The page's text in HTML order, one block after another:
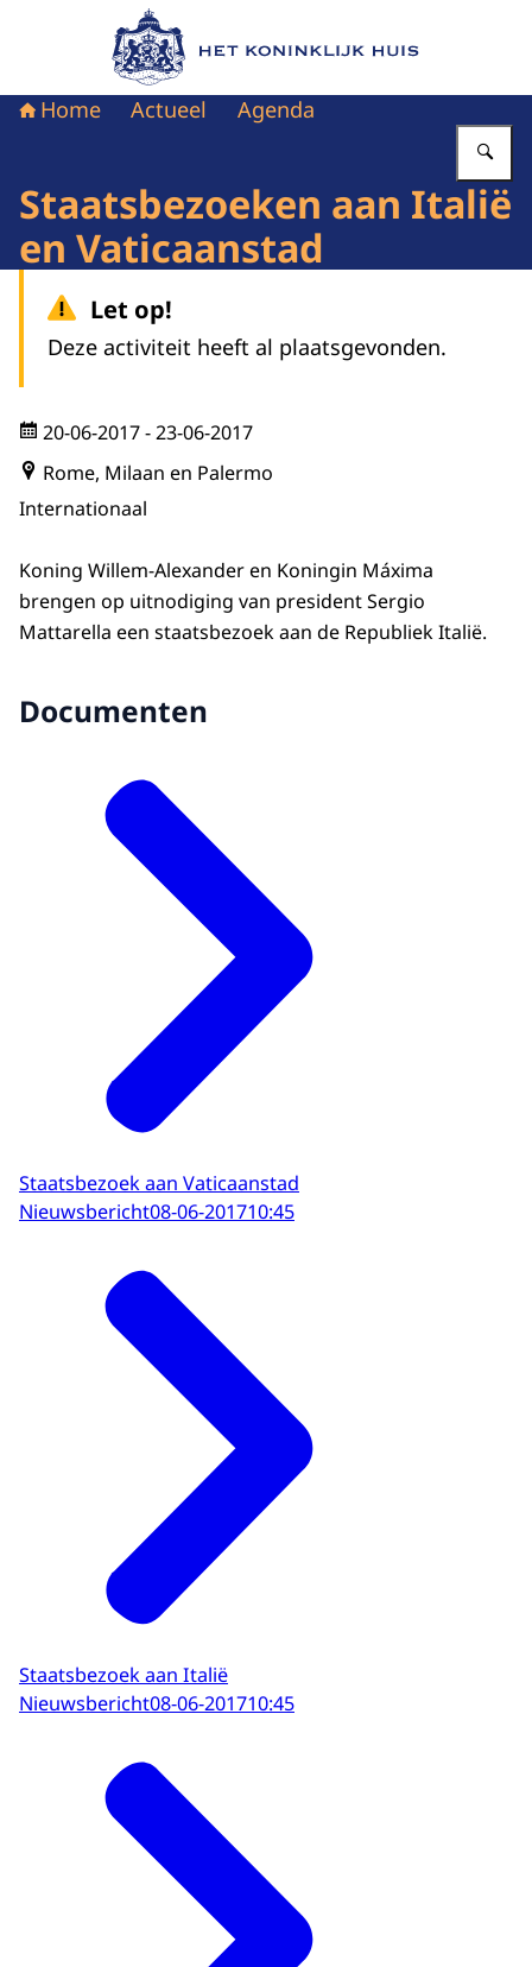
Naar de homepage van Het Koninklijk Huis
Home Actueel Agenda
Staatsbezoeken aan Italië
en Vaticaanstad
Let op!
Deze activiteit heeft al plaatsgevonden.
20-06-2017- 23-06-2017
Rome, Milaan en Palermo
Internationaal
Koning Willem-Alexander en Koningin Máxima
brengen op uitnodiging van president Sergio
Mattarella een staatsbezoek aan de Republiek Italië.
Documenten
Staatsbezoek aan Vaticaanstad
Nieuwsbericht08-06-201710:45
Staatsbezoek aan Italië
Nieuwsbericht08-06-201710:45